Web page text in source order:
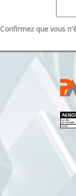
Confirmez que vous